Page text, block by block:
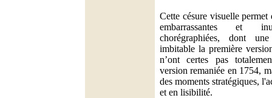
Cette césure visuelle permet
embarrassantes et
chorégraphiées, dont
imbitable la première
n’ont certes pas
version remaniée en 1754,
des moments stratégiques,
et en lisibilité.